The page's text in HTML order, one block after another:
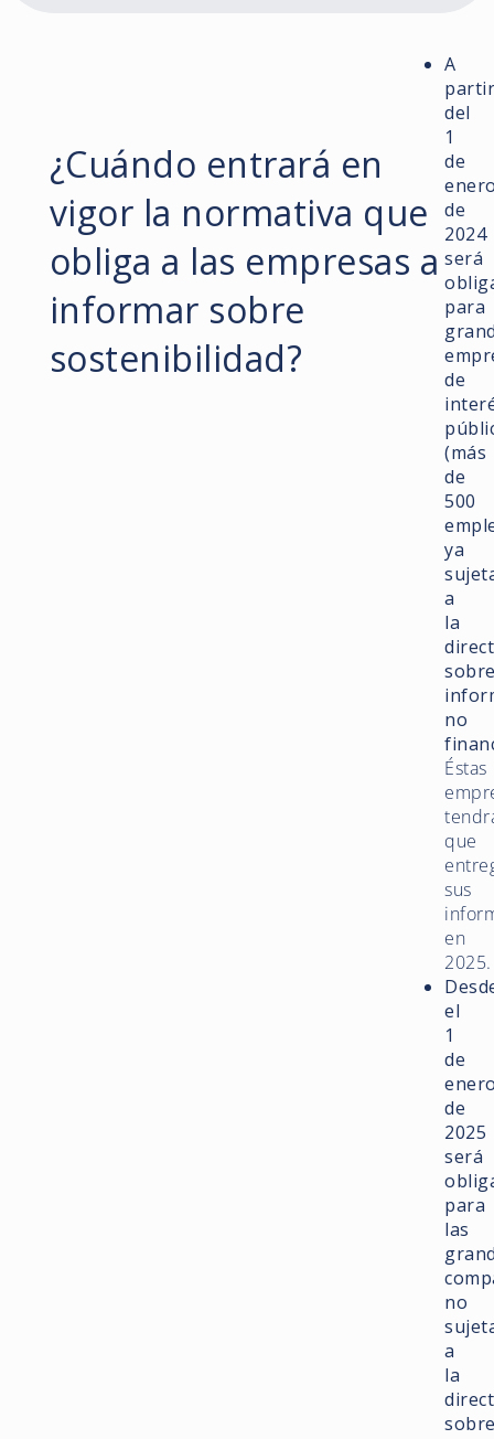
¿Cuándo entrará en
vigor la normativa que
obliga a las empresas a
informar sobre
sostenibilidad?
A
del
1
de
de
2024
será
para
de
(más
de
500
ya
a
la
no
Éstas
que
sus
en
2025.
el
1
de
de
2025
será
para
las
no
a
la